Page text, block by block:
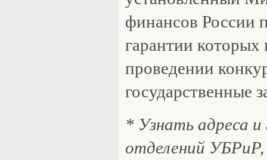
финансов России
гарантии
проведении
государственные
* Узнать адреса
отделений